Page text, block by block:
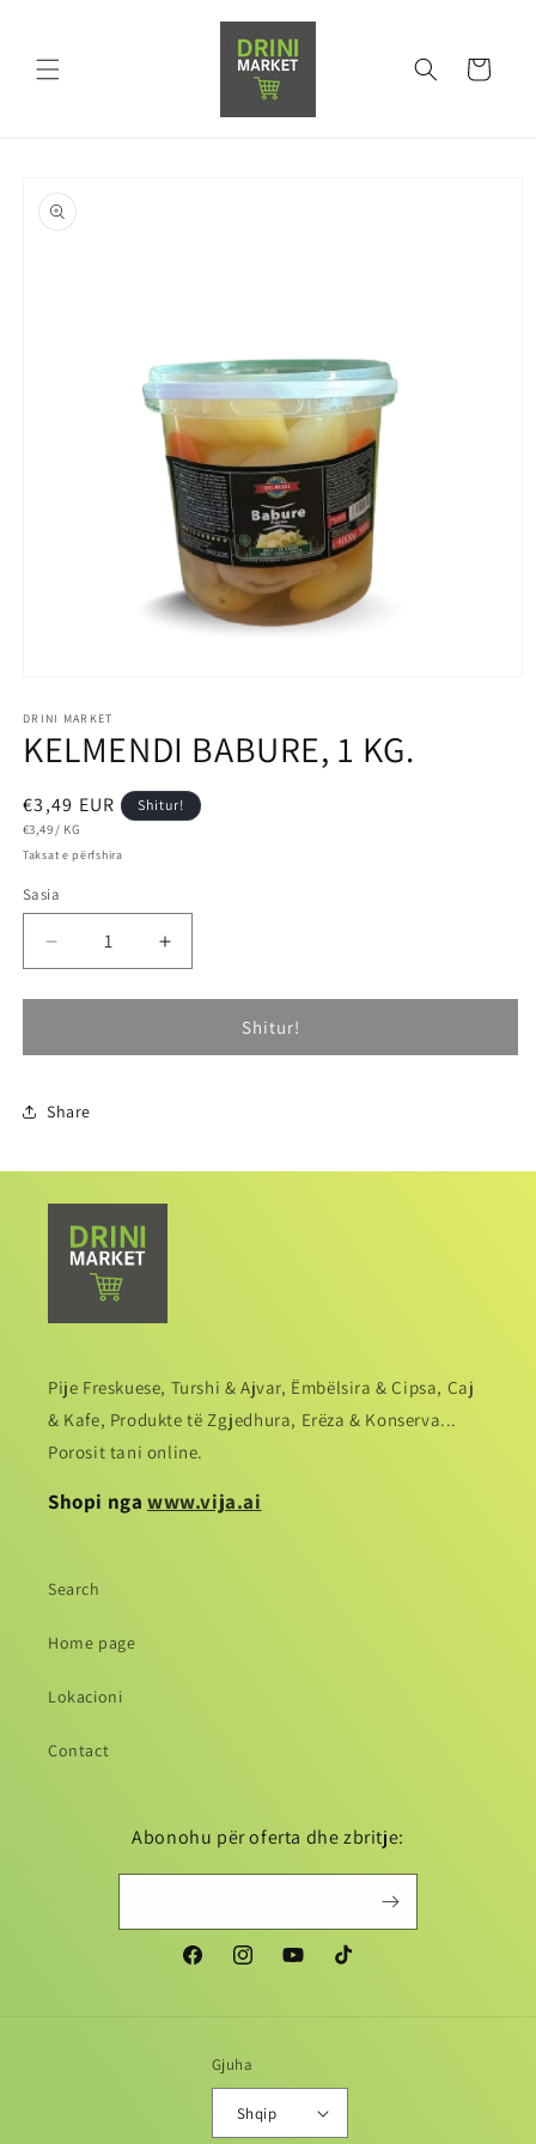
Shporta
DRINI MARKET
KELMENDI BABURE, 1 KG.
€3,49 EUR
€3,49/ KG
Shitur!
Taksat e përfshira
Sasia
Shitur!
Share
Pije Freskuese, Turshi & Ajvar, Ëmbëlsira & Cipsa, Caj
& Kafe, Produkte të Zgjedhura, Erëza & Konserva...
Porosit tani online.
Shopi nga www.vija.ai
Search
Home page
Lokacioni
Contact
Abonohu për oferta dhe zbritje:
Gjuha
Shqip